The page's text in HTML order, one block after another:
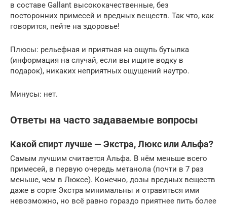
в составе Gallant высококачественные, без
посторонних примесей и вредных веществ. Так что, как
говорится, пейте на здоровье!
Плюсы: рельефная и приятная на ощупь бутылка
(информация на случай, если вы ищите водку в
подарок), никаких неприятных ощущений наутро.
Минусы: нет.
Ответы на часто задаваемые вопросы
Какой спирт лучше — Экстра, Люкс или Альфа?
Самым лучшим считается Альфа. В нём меньше всего
примесей, в первую очередь метанола (почти в 7 раз
меньше, чем в Люксе). Конечно, дозы вредных веществ
даже в сорте Экстра минимальны и отравиться ими
невозможно, но всё равно гораздо приятнее пить более